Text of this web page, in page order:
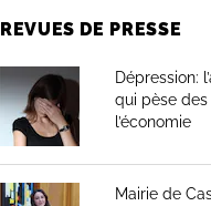
REVUES DE PRESSE
Dépression:
qui pèse
l’économie
Mairie de